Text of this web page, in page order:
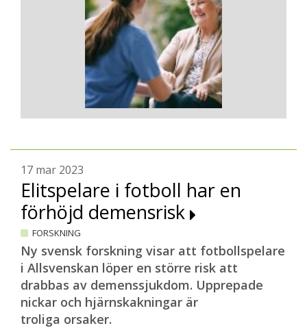
17 mar 2023
Elitspelare i fotboll har en
förhöjd demensrisk
FORSKNING
Ny svensk forskning visar att fotbollspelare
i Allsvenskan löper en större risk att
drabbas av demenssjukdom. Upprepade
nickar och hjärnskakningar är
troliga orsaker.